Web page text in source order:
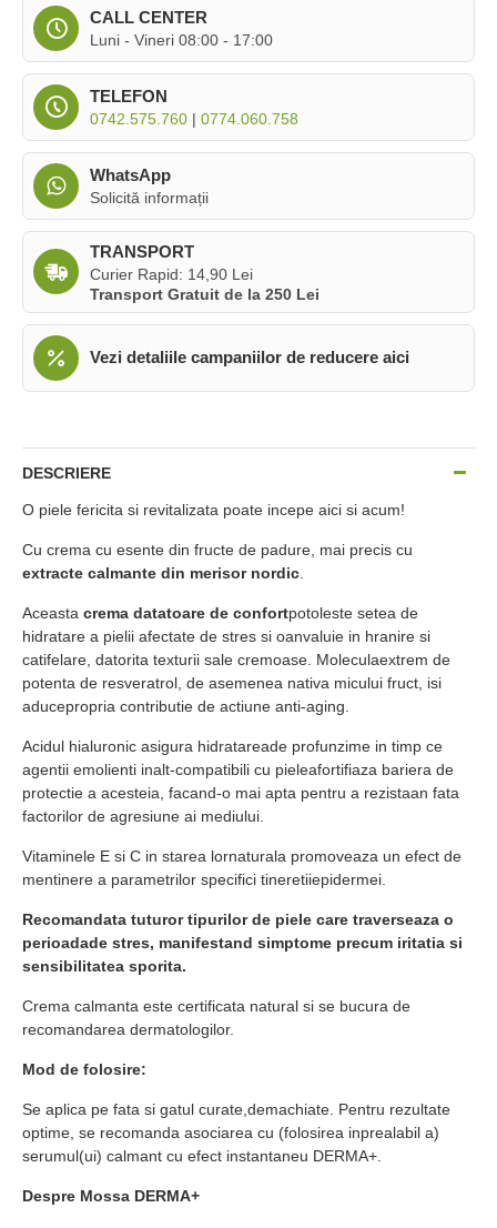
CALL CENTER
Luni - Vineri 08:00 - 17:00
TELEFON
0742.575.760 | 0774.060.758
WhatsApp
Solicită informații
TRANSPORT
Curier Rapid: 14,90 Lei
Transport Gratuit de la 250 Lei
Vezi detaliile campaniilor de reducere aici
DESCRIERE
O piele fericita si revitalizata poate incepe aici si acum!
Cu crema cu esente din fructe de padure, mai precis cu
extracte calmante din merisor nordic
Aceasta crema datatoare de confortpotoleste setea de
hidratare a pielii afectate de stres si oanvaluie in hranire si
catifelare, datorita texturii sale cremoase. Moleculaextrem de
potenta de resveratrol, de asemenea nativa micului fruct, isi
aducepropria contributie de actiune anti-aging.
Acidul hialuronic asigura hidratareade profunzime in timp ce
agentii emolienti inalt-compatibili cu pieleafortifiaza bariera de
protectie a acesteia, facand-o mai apta pentru a rezistaan fata
factorilor de agresiune ai mediului.
Vitaminele E si C in starea lornaturala promoveaza un efect de
mentinere a parametrilor specifici tineretiiepidermei.
Recomandata tuturor tipurilor de piele care traverseaza o
perioadade stres, manifestand simptome precum iritatia si
sensibilitatea sporita.
Crema calmanta este certificata natural si se bucura de
recomandarea dermatologilor.
Mod de folosire:
Se aplica pe fata si gatul curate,demachiate. Pentru rezultate
optime, se recomanda asociarea cu (folosirea inprealabil a)
serumul(ui) calmant cu efect instantaneu DERMA+.
Despre Mossa DERMA+